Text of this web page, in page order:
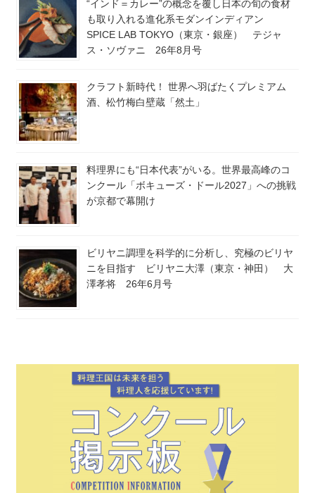
“インド＝カレー”の概念を覆し日本の旬の食材
も取り入れる進化系モダンインディアン
SPICE LAB TOKYO（東京・銀座） テジャ
ス・ソヴァニ 26年8月号
クラフト新時代！ 世界へ羽ばたくプレミアム
酒、松竹梅白壁蔵「然土」
料理界にも“日本代表”がいる。世界最高峰のコ
ンクール「ボキューズ・ドール2027」への挑戦
が京都で幕開け
ビリヤニ調理を科学的に分析し、究極のビリヤ
ニを目指す ビリヤニ大澤（東京・神田） 大
澤孝将 26年6月号